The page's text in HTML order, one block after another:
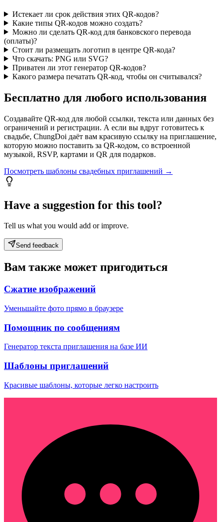
Истекает ли срок действия этих QR-кодов?
Какие типы QR-кодов можно создать?
Можно ли сделать QR-код для банковского перевода
(оплаты)?
Стоит ли размещать логотип в центре QR-кода?
Что скачать: PNG или SVG?
Приватен ли этот генератор QR-кодов?
Какого размера печатать QR-код, чтобы он считывался?
Бесплатно для любого использования
Создавайте QR-код для любой ссылки, текста или данных без
ограничений и регистрации. А если вы вдруг готовитесь к
свадьбе, ChungDoi даёт вам красивую ссылку на приглашение,
которую можно поставить за QR-кодом, со встроенной
музыкой, RSVP, картами и QR для подарков.
Посмотреть шаблоны свадебных приглашений →
Have a suggestion for this tool?
Tell us what you would add or improve.
Send feedback
Вам также может пригодиться
Сжатие изображений
Уменьшайте фото прямо в браузере
Помощник по сообщениям
Генератор текста приглашения на базе ИИ
Шаблоны приглашений
Красивые шаблоны, которые легко настроить